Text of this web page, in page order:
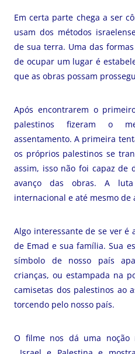
Em certa parte chega a ser
usam dos métodos
de sua terra. Uma das
de ocupar um lugar é
que as obras possam
Após encontrarem o
palestinos fizeram o
assentamento. A primeira
os próprios palestinos se
assim, isso não foi capaz de
avanço das obras. A
internacional e até mesmo de
Algo interessante de se ver é
de Emad e sua família. Sua
símbolo de nosso país
crianças, ou estampada na
camisetas dos palestinos ao
torcendo pelo nosso país.
O filme nos dá uma noção